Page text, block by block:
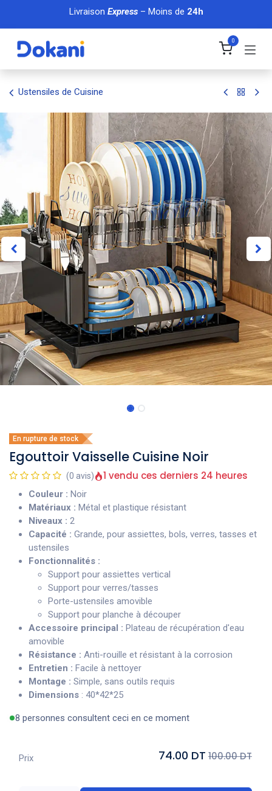
Se rendre au contenu
Livraison Express– Moins de 24h
0
Ustensiles de Cuisine
En rupture de stock
Egouttoir Vaisselle Cuisine Noir
(0 avis) 1 vendu ces derniers 24 heures
Couleur : Noir
Matériaux : Métal et plastique résistant
Niveaux : 2
Capacité : Grande, pour assiettes, bols, verres, tasses et
ustensiles
Fonctionnalités :
Support pour assiettes vertical
Support pour verres/tasses
Porte-ustensiles amovible
Support pour planche à découper
Accessoire principal : Plateau de récupération d'eau
amovible
Résistance : Anti-rouille et résistant à la corrosion
Entretien : Facile à nettoyer
Montage : Simple, sans outils requis
Dimensions : 40*42*25
8 personnes consultent ceci en ce moment
Prix 74.00 DT 100.00 DT